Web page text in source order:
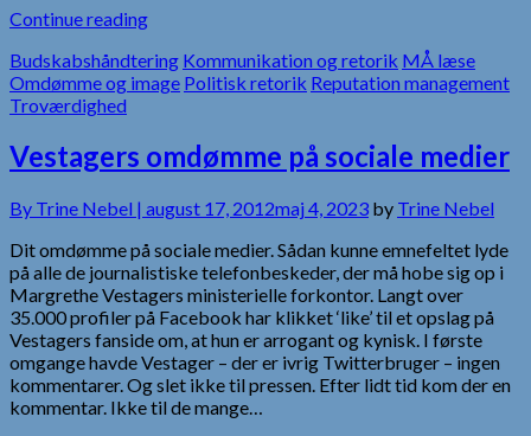
Continue reading
Budskabshåndtering Kommunikation og retorik MÅ læse
Omdømme og image Politisk retorik Reputation management
Troværdighed
Vestagers omdømme på sociale medier
By Trine Nebel | august 17, 2012maj 4, 2023 by Trine Nebel
Dit omdømme på sociale medier. Sådan kunne emnefeltet lyde
på alle de journalistiske telefonbeskeder, der må hobe sig op i
Margrethe Vestagers ministerielle forkontor. Langt over
35.000 profiler på Facebook har klikket ‘like’ til et opslag på
Vestagers fanside om, at hun er arrogant og kynisk. I første
omgange havde Vestager – der er ivrig Twitterbruger – ingen
kommentarer. Og slet ikke til pressen. Efter lidt tid kom der en
kommentar. Ikke til de mange…